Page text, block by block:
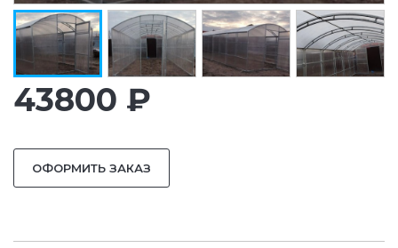
43800 ₽
ОФОРМИТЬ ЗАКАЗ